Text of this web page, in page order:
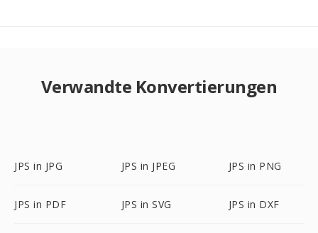
Verwandte Konvertierungen
JPS in JPG JPS in JPEG JPS in PNG
JPS in PDF JPS in SVG JPS in DXF